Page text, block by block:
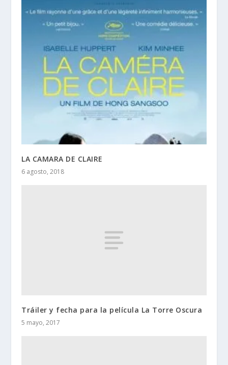
LA CAMARA DE CLAIRE
6 agosto, 2018
Tráiler y fecha para la película La Torre Oscura
5 mayo, 2017